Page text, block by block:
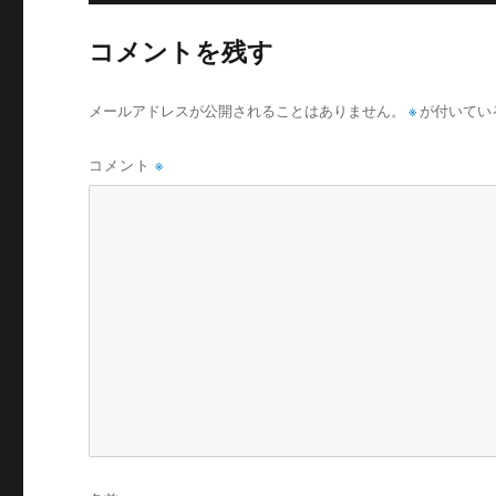
コメントを残す
メールアドレスが公開されることはありません。 ※ が付いてい
コメント※